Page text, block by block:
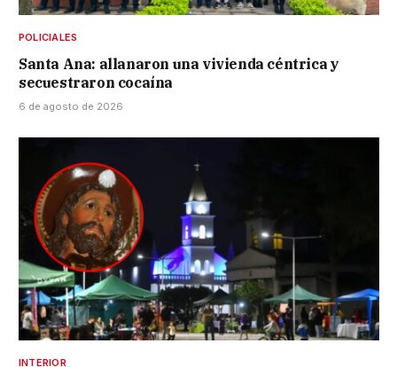
POLICIALES
Santa Ana: allanaron una vivienda céntrica y
secuestraron cocaína
6 de agosto de 2026
INTERIOR